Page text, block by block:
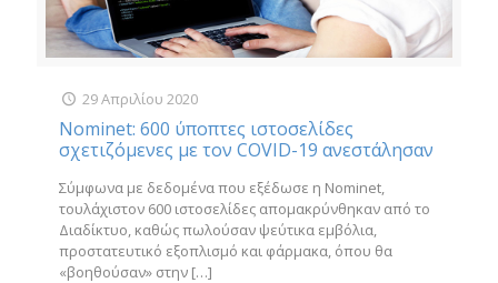
29 Απριλίου 2020
Nominet: 600 ύποπτες ιστοσελίδες
σχετιζόμενες με τον COVID-19 ανεστάλησαν
Σύμφωνα με δεδομένα που εξέδωσε η Nominet,
τουλάχιστον 600 ιστοσελίδες απομακρύνθηκαν από το
Διαδίκτυο, καθώς πωλούσαν ψεύτικα εμβόλια,
προστατευτικό εξοπλισμό και φάρμακα, όπου θα
«βοηθούσαν» στην […]